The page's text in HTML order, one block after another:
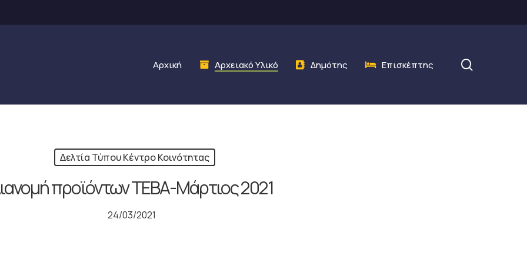
Αρχική Αρχειακό Υλικό Δημότης Επισκέπτης
Δελτία Τύπου Κέντρο Κοινότητας
προϊόντων ΤΕΒΑ-Μάρτιος 2021
24/03/2021